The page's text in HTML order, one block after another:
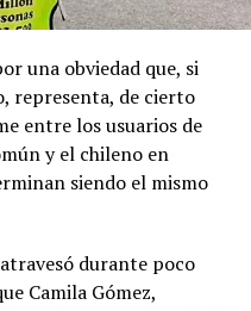
una obviedad que, si
representa, de cierto
entre los usuarios de
y el chileno en
siendo el mismo
durante poco
Camila Gómez,